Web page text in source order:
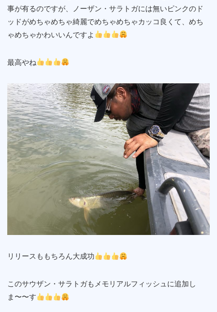
事が有るのですが、ノーザン・サラトガには無いピンクのド
ッドがめちゃめちゃ綺麗でめちゃめちゃカッコ良くて、めち
ゃめちゃかわいいんですよ
最高やね
リリースももちろん大成功
このサウザン・サラトガもメモリアルフィッシュに追加し
ま〜〜す